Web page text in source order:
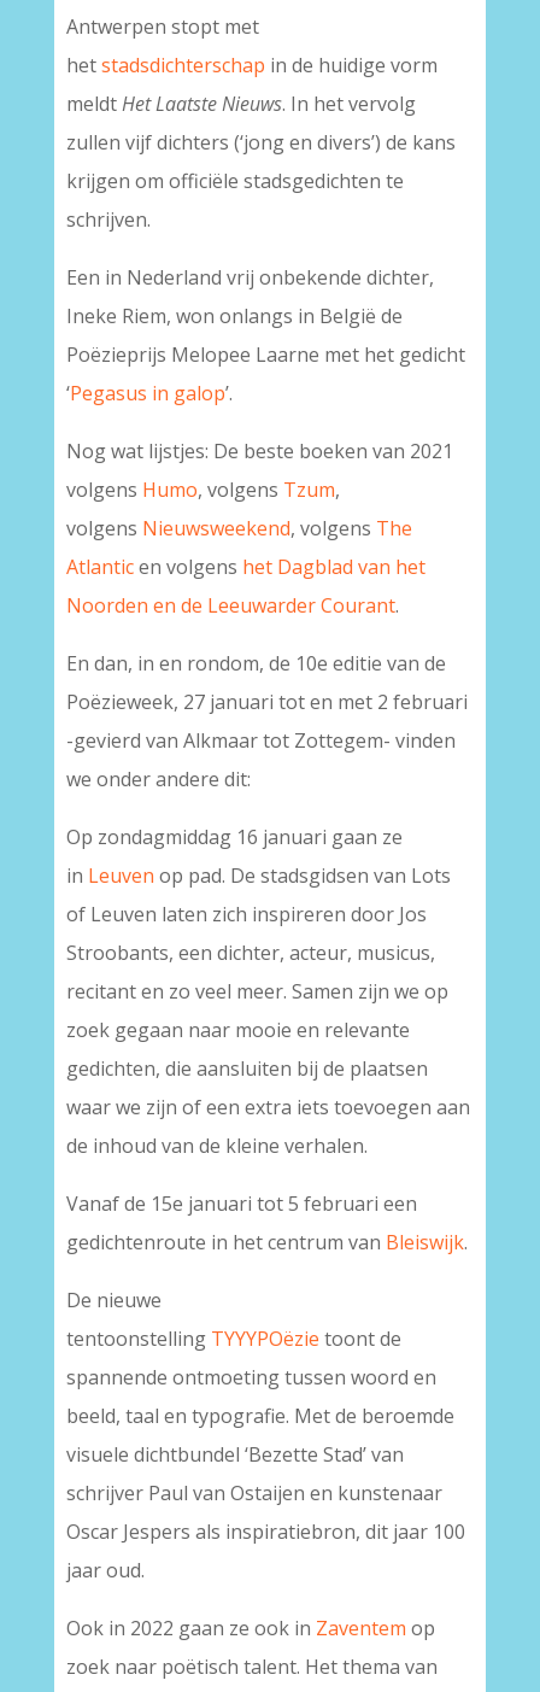
Antwerpen stopt met
hetstadsdichterschap in de huidige vorm
meldtHet Laatste Nieuws. In het vervolg
zullen vijf dichters (‘jong en divers’) de kans
krijgen om officiële stadsgedichten te
schrijven.
Een in Nederland vrij onbekende dichter,
Ineke Riem, won onlangs in België de
Poëzieprijs Melopee Laarne met het gedicht
‘Pegasus in galop’.
Nog wat lijstjes: De beste boeken van 2021
volgens Humo, volgens Tzum,
volgens Nieuwsweekend, volgens The
Atlanticen volgens het Dagblad van het
Noorden en de Leeuwarder Courant.
En dan, in en rondom, de 10e editie van de
Poëzieweek, 27 januari tot en met 2 februari
-gevierd van Alkmaar tot Zottegem- vinden
we onder andere dit:
Op zondagmiddag 16 januari gaan ze
in Leuven op pad. De stadsgidsen van Lots
of Leuven laten zich inspireren door Jos
Stroobants, een dichter, acteur, musicus,
recitant en zo veel meer. Samen zijn we op
zoek gegaan naar mooie en relevante
gedichten, die aansluiten bij de plaatsen
waar we zijn of een extra iets toevoegen aan
de inhoud van de kleine verhalen.
Vanaf de 15e januari tot 5 februari een
gedichtenroute in het centrum van Bleiswijk.
De nieuwe
tentoonstelling TYYYPOëzie toont de
spannende ontmoeting tussen woord en
beeld, taal en typografie. Met de beroemde
visuele dichtbundel ‘Bezette Stad’ van
schrijver Paul van Ostaijen en kunstenaar
Oscar Jespers als inspiratiebron, dit jaar 100
jaar oud.
Ook in 2022 gaan ze ook in Zaventem op
zoek naar poëtisch talent. Het thema van